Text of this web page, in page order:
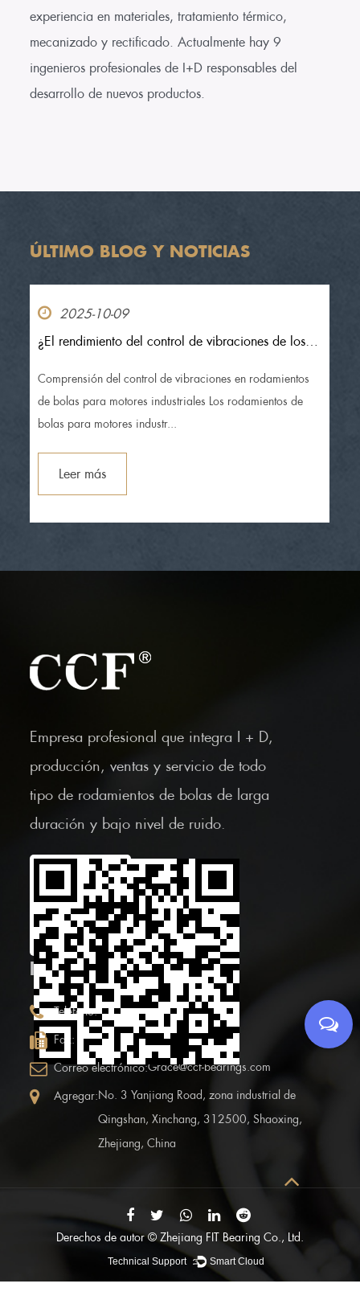
experiencia en materiales, tratamiento térmico,
mecanizado y rectificado. Actualmente hay 9
ingenieros profesionales de I+D responsables del
desarrollo de nuevos productos.
ÚLTIMO BLOG Y NOTICIAS
2025-10-09
¿El rendimiento del control de vibraciones de los
cumple con los requisitos de los motores
industriales?
Comprensión del control de vibraciones en rodamientos
de bolas para motores industriales Los rodamientos de
bolas para motores industr...
Leer más
Empresa profesional que integra I + D,
producción, ventas y servicio de todo
tipo de rodamientos de bolas de larga
duración y bajo nivel de ruido.
Escanea el código
QR móvil
INFORMACIÓN DE CONTACTO
Teléfono: +86 (0)575 86090100
Fax: +86 (0)575-86097777
Correo electrónico:Grace@ccf-bearings.com
Agregar:No. 3 Yanjiang Road, zona industrial de
Qingshan, Xinchang, 312500, Shaoxing,
Zhejiang, China
Derechos de autor © Zhejiang FIT Bearing Co., Ltd.
Technical Support ： Smart Cloud